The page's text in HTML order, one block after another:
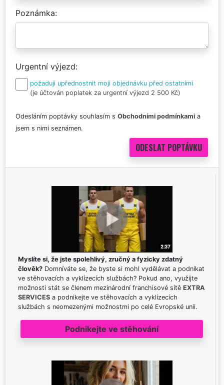
Poznámka
Urgentní výjezd
požaduji upřednostnit moji objednávku před ostatními
(je účtován poplatek za urgentní výjezd 2 500 Kč)
Odesláním poptávky souhlasím s Obchodními podmínkami a
jsem s nimi seznámen.
Myslíte si, že jste spolehlivý, zručný a fyzicky zdatný
člověk? Domníváte se, že byste si mohl vydělávat a podnikat
ve stěhovacích a vyklízecích službách? Pokud ano, využijte
možnosti stát se členem mezinárodní franchisové sítě EXTRA
SERVICES a podnikejte ve stěhovacích a vyklízecích
službách s neomezenými možnostmi po celé Evropské unii.
Podnikejte ve stěhování